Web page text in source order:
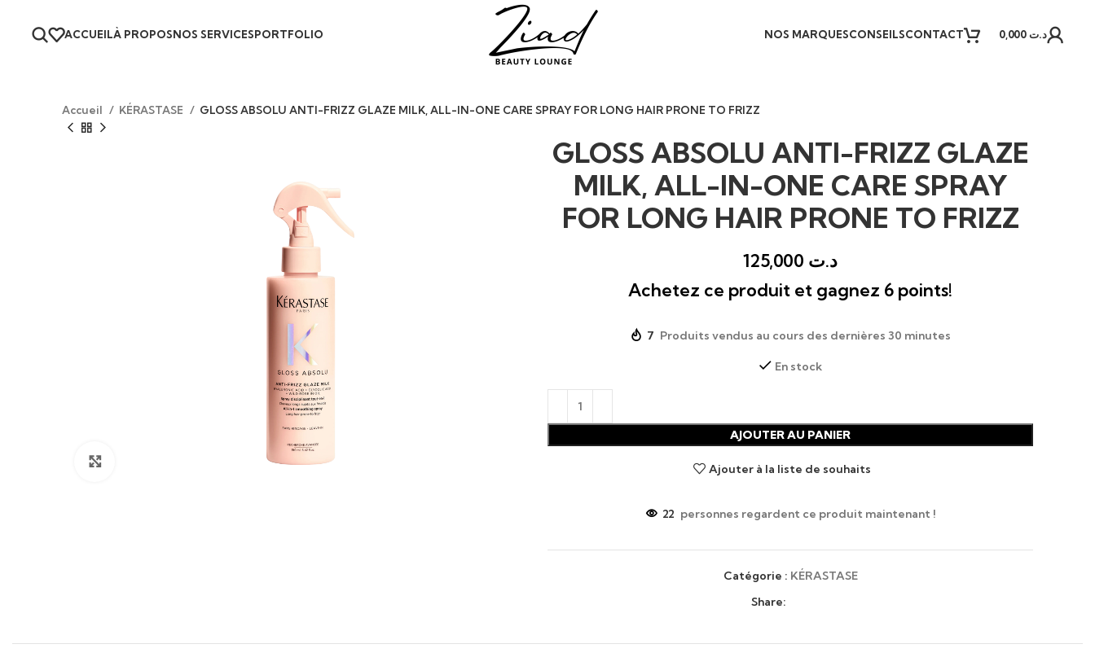
ACCUEILÀ PROPOSNOS SERVICESPORTFOLIO NOS MARQUESCONSEILSCONTACT د.ت0,000
Accueil KÉRASTASE GLOSS ABSOLU ANTI-FRIZZ GLAZE MILK, ALL-IN-ONE CARE SPRAY FOR LONG HAIR PRONE TO FRIZZ
GLOSS ABSOLU ANTI-FRIZZ GLAZE
MILK, ALL-IN-ONE CARE SPRAY
FOR LONG HAIR PRONE TO FRIZZ
د.ت
Achetez ce produit et gagnez 6 points!
7 Produits vendus au cours des dernières 30 minutes
En stock
AJOUTER AU PANIER
Ajouter à la liste de souhaits
22 personnes regardent ce produit maintenant !
Catégorie : KÉRASTASE
Share: